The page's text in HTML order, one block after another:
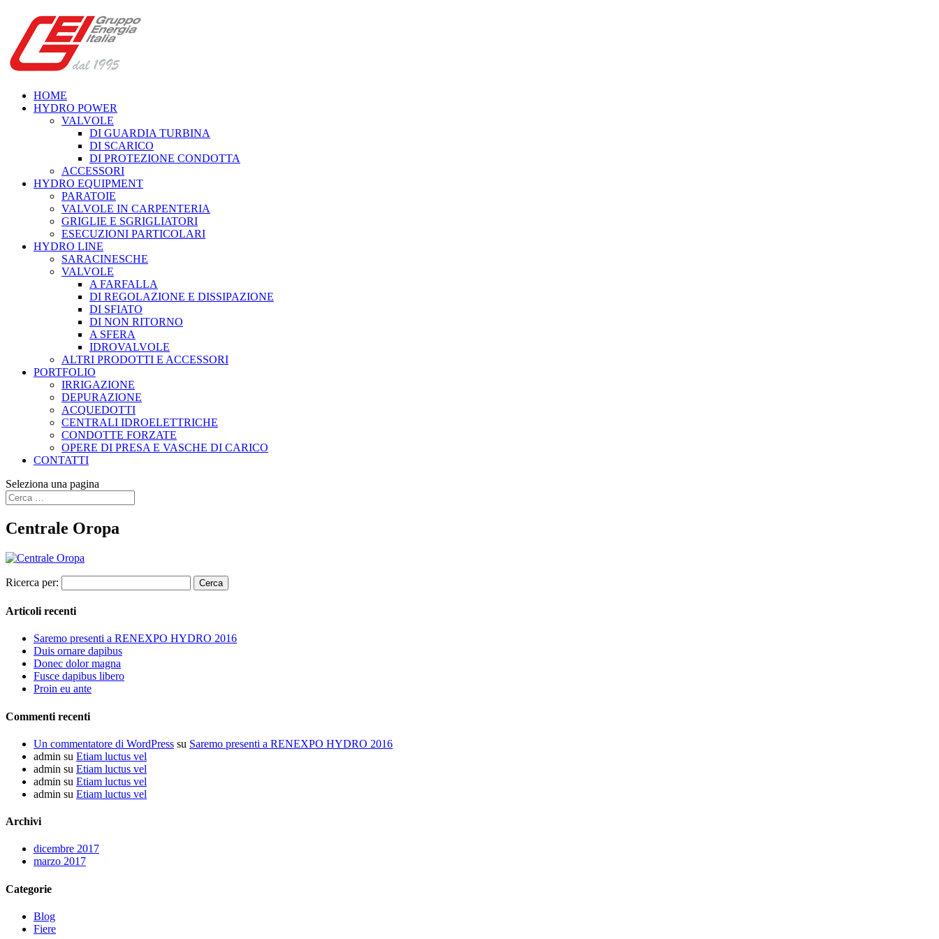
HOME
HYDRO POWER
VALVOLE
DI GUARDIA TURBINA
DI SCARICO
DI PROTEZIONE CONDOTTA
ACCESSORI
HYDRO EQUIPMENT
PARATOIE
VALVOLE IN CARPENTERIA
GRIGLIE E SGRIGLIATORI
ESECUZIONI PARTICOLARI
HYDRO LINE
SARACINESCHE
VALVOLE
A FARFALLA
DI REGOLAZIONE E DISSIPAZIONE
DI SFIATO
DI NON RITORNO
A SFERA
IDROVALVOLE
ALTRI PRODOTTI E ACCESSORI
PORTFOLIO
IRRIGAZIONE
DEPURAZIONE
ACQUEDOTTI
CENTRALI IDROELETTRICHE
CONDOTTE FORZATE
OPERE DI PRESA E VASCHE DI CARICO
CONTATTI
Seleziona una pagina
Centrale Oropa
Ricerca per:
Articoli recenti
Saremo presenti a RENEXPO HYDRO 2016
Duis ornare dapibus
Donec dolor magna
Fusce dapibus libero
Proin eu ante
Commenti recenti
Un commentatore di WordPress su Saremo presenti a RENEXPO HYDRO 2016
admin su Etiam luctus vel
admin su Etiam luctus vel
admin su Etiam luctus vel
admin su Etiam luctus vel
Archivi
dicembre 2017
marzo 2017
Categorie
Blog
Fiere